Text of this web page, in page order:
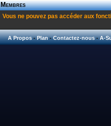
Membres
Vous ne pouvez pas accéder aux
A Propos-Plan-Contactez-nous-A-